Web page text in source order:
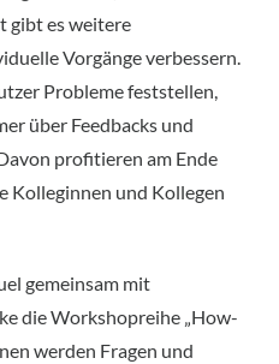
gibt es weitere
Vorgänge verbessern.
Probleme feststellen,
über Feedbacks und
profitieren am Ende
Kolleginnen und Kollegen
gemeinsam mit
die Workshopreihe „How-
werden Fragen und